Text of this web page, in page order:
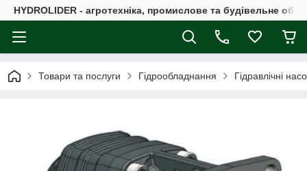
HYDROLIDER - агротехніка, промислове та будівельне
Товари та послуги Гідрообладнання Гідравлічні